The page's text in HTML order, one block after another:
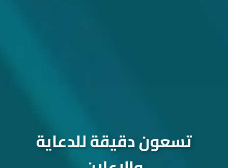
تسعون دقيقة للدعاية